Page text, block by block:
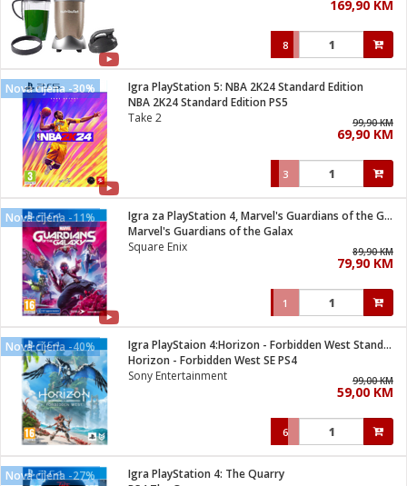
169,90 KM
8
Nova cijena -30%
Igra PlayStation 5: NBA 2K24 Standard Edition
NBA 2K24 Standard Edition PS5
Take 2
99,90 KM
69,90 KM
3
Nova cijena -11%
Igra za PlayStation 4, Marvel's Guardians of the Galaxy
Marvel's Guardians of the Galax
Square Enix
89,90 KM
79,90 KM
1
Nova cijena -40%
Igra PlayStaion 4:Horizon - Forbidden West Standard Edition
Horizon - Forbidden West SE PS4
Sony Entertainment
99,00 KM
59,00 KM
6
Nova cijena -27%
Igra PlayStation 4: The Quarry